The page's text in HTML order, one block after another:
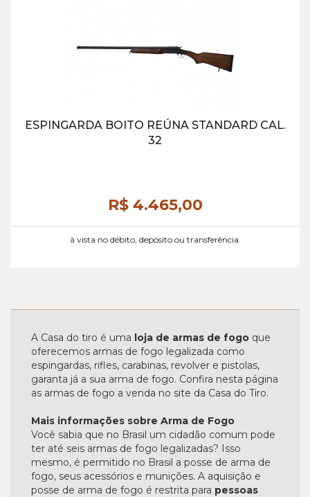
ESPINGARDA BOITO REÚNA STANDARD CAL.
32
R$ 4.465,00
à vista no débito, depósito ou transferência.
A Casa do tiro é uma loja de armas de fogo que
oferecemos armas de fogo legalizada como
espingardas, rifles, carabinas, revolver e pistolas,
garanta já a sua arma de fogo. Confira nesta página
as armas de fogo a venda no site da Casa do Tiro.
Mais informações sobre Arma de Fogo
Você sabia que no Brasil um cidadão comum pode
ter até seis armas de fogo legalizadas? Isso
mesmo, é permitido no Brasil a posse de arma de
fogo, seus acessórios e munições. A aquisição e
posse de arma de fogo é restrita para pessoas